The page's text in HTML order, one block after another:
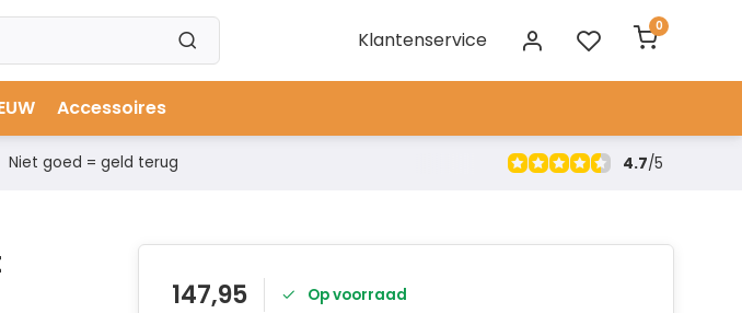
Klantenservice
0
Accessoires
Niet goed = geld terug 4.7/5
147,95 Op voorraad